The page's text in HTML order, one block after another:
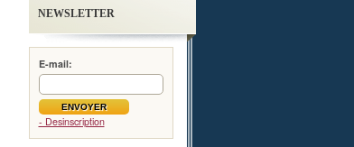
NEWSLETTER
E-mail:
- Desinscription